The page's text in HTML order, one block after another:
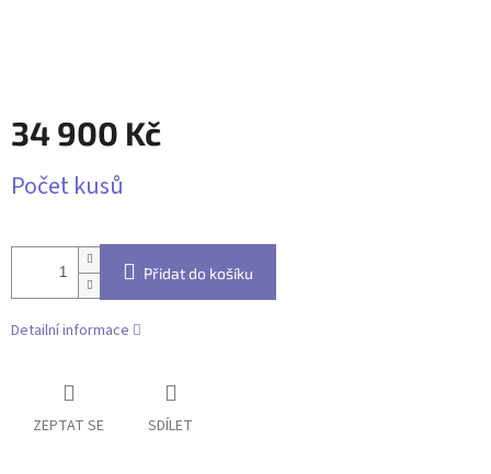
34 900 Kč
cena:
Počet kusů
Přidat do košíku
Detailní informace
ZEPTAT SE SDÍLET